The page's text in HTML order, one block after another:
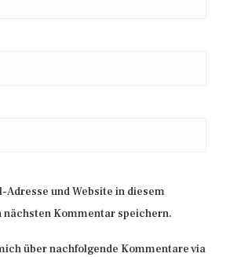
Adresse und Website in diesem
nächsten Kommentar speichern.
über nachfolgende Kommentare via